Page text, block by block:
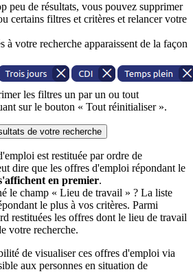
peu de résultats, vous pouvez supprimer
certains filtres et critères et relancer votre
à votre recherche apparaissent de la façon
les filtres un par un ou tout
sur le bouton « Tout réinitialiser ».
de votre recherche
est restituée par ordre de
dire que les offres d'emploi répondant le
en premier.
le champ « Lieu de travail » ? La liste
le plus à vos critères. Parmi
restituées les offres dont le lieu de travail
votre recherche.
de visualiser ces offres d'emploi via
aux personnes en situation de